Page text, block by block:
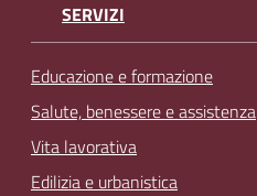
SERVIZI
Educazione e formazione
Salute, benessere e assistenza
Vita lavorativa
Edilizia e urbanistica